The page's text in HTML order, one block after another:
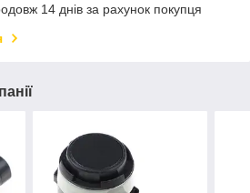
14 днів за рахунок покупця